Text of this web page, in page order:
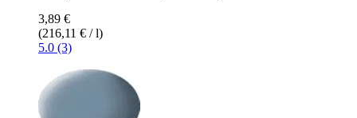
3,89 €
(216,11 € / l)
5.0 (3)